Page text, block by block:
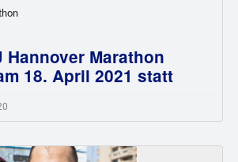
Hannover Marathon
18. April 2021 statt